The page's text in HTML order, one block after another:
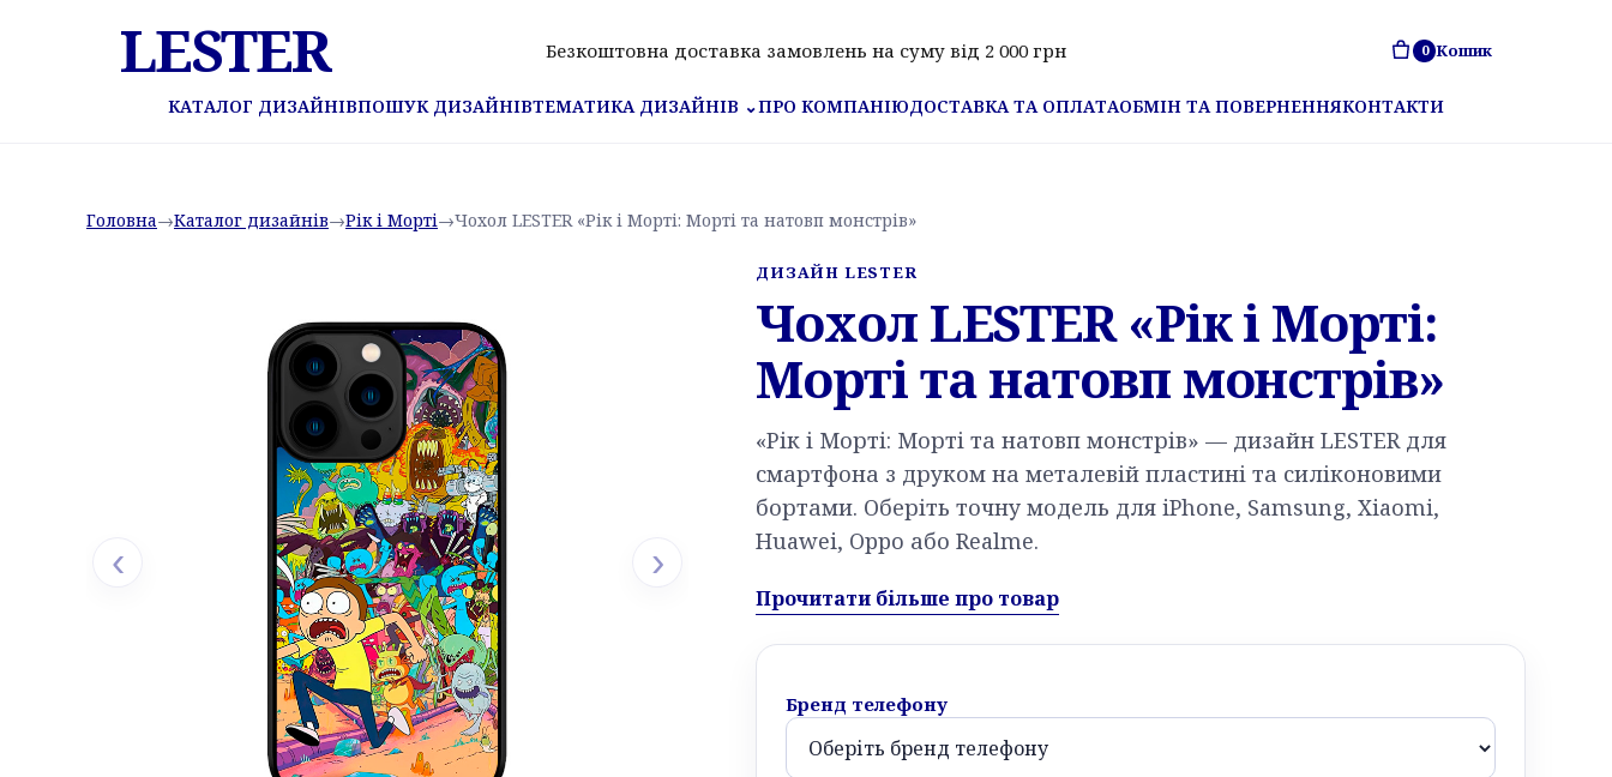
LESTER Безкоштовна доставка замовлень на суму від 2 000 грн 0 Кошик
КАТАЛОГ ДИЗАЙНІВПОШУК ДИЗАЙНІВТЕМАТИКА ДИЗАЙНІВ ⌄ПРО КОМПАНІЮДОСТАВКА ТА ОПЛАТАОБМІН ТА ПОВЕРНЕННЯКОНТАКТИ
Головна→Каталог дизайнів→Рік і Морті→Чохол LESTER «Рік і Морті: Морті та натовп монстрів»
‹ ›
ДИЗАЙН LESTER
Чохол LESTER «Рік і Морті:
Морті та натовп монстрів»
«Рік і Морті: Морті та натовп монстрів» — дизайн LESTER для
смартфона з друком на металевій пластині та силіконовими
бортами. Оберіть точну модель для iPhone, Samsung, Xiaomi,
Huawei, Oppo або Realme.
Прочитати більше про товар
Бренд телефону